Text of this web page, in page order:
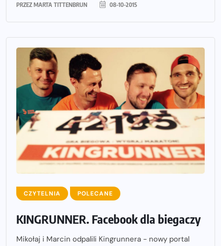
PRZEZ MARTA TITTENBRUN 08-10-2015
CZYTELNIA POLECANE
KINGRUNNER. Facebook dla biegaczy
Mikołaj i Marcin odpalili Kingrunnera - nowy portal